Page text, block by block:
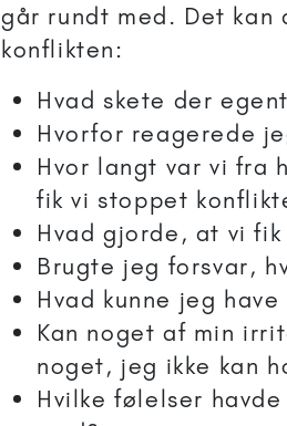
går rundt med. Det
konflikten:
Hvad skete der
Hvorfor reagerede
Hvor langt var vi fra
fik vi stoppet
Hvad gjorde, at vi
Brugte jeg forsvar,
Hvad kunne jeg
Kan noget af min
noget, jeg ikke kan
Hvilke følelser